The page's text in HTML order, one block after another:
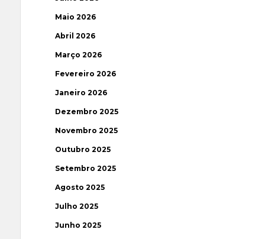
Maio 2026
Abril 2026
Março 2026
Fevereiro 2026
Janeiro 2026
Dezembro 2025
Novembro 2025
Outubro 2025
Setembro 2025
Agosto 2025
Julho 2025
Junho 2025